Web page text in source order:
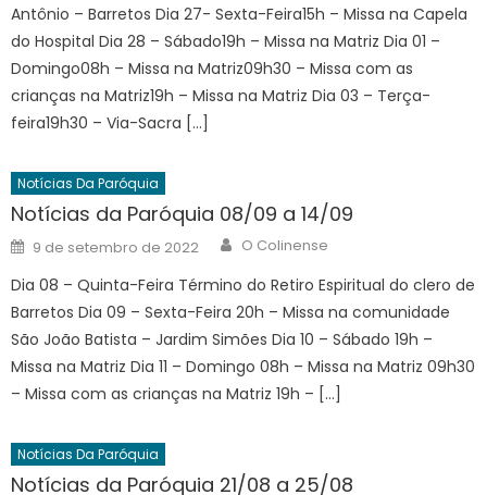
Antônio – Barretos Dia 27- Sexta-Feira15h – Missa na Capela
do Hospital Dia 28 – Sábado19h – Missa na Matriz Dia 01 –
Domingo08h – Missa na Matriz09h30 – Missa com as
crianças na Matriz19h – Missa na Matriz Dia 03 – Terça-
feira19h30 – Via-Sacra […]
Notícias Da Paróquia
Notícias da Paróquia 08/09 a 14/09
Posted
on
9 de setembro de 2022 Author
O Colinense
Dia 08 – Quinta-Feira Término do Retiro Espiritual do clero de
Barretos Dia 09 – Sexta-Feira 20h – Missa na comunidade
São João Batista – Jardim Simões Dia 10 – Sábado 19h –
Missa na Matriz Dia 11 – Domingo 08h – Missa na Matriz 09h30
– Missa com as crianças na Matriz 19h – […]
Notícias Da Paróquia
Notícias da Paróquia 21/08 a 25/08